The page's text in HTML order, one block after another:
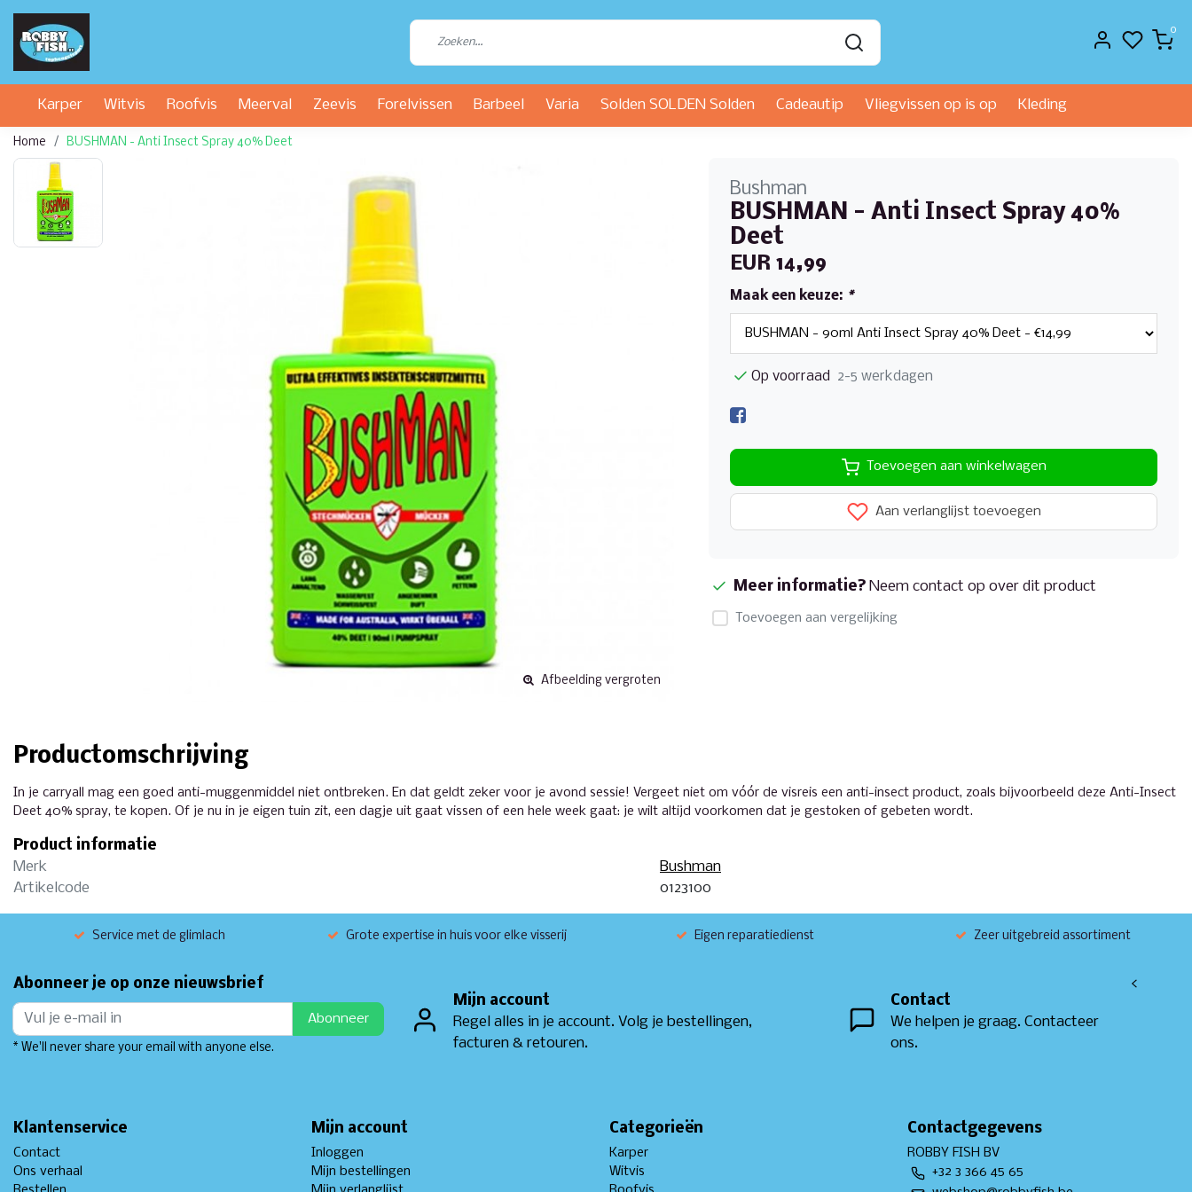
0
Karper Witvis Roofvis Meerval Zeevis Forelvissen Barbeel Varia Solden SOLDEN Solden Cadeautip Vliegvissen op is op Kleding
Home BUSHMAN - Anti Insect Spray 40% Deet
Afbeelding vergroten
Bushman
BUSHMAN - Anti Insect Spray 40%
Deet
EUR 14,99
Maak een keuze: *
Op voorraad 2-5 werkdagen
Toevoegen aan winkelwagen
Aan verlanglijst toevoegen
Meer informatie? Neem contact op over dit product
Toevoegen aan vergelijking
Productomschrijving
In je carryall mag een goed anti-muggenmiddel niet ontbreken. En dat geldt zeker voor je avond sessie! Vergeet niet om vóór de visreis een anti-insect product, zoals bijvoorbeeld deze Anti-Insect
Deet 40% spray, te kopen. Of je nu in je eigen tuin zit, een dagje uit gaat vissen of een hele week gaat: je wilt altijd voorkomen dat je gestoken of gebeten wordt.
Product informatie
Merk
Bushman
Artikelcode
0123100
Service met de glimlach Grote expertise in huis voor elke visserij Eigen reparatiedienst Zeer uitgebreid assortiment
Abonneer je op onze nieuwsbrief
Abonneer
* We'll never share your email with anyone else.
Mijn account
Regel alles in je account. Volg je bestellingen,
facturen & retouren.
Contact
We helpen je graag. Contacteer
ons.
<
Klantenservice
Contact
Ons verhaal
Mijn account
Inloggen
Mijn bestellingen
Categorieën
Karper
Witvis
Contactgegevens
ROBBY FISH BV
+32 3 366 45 65